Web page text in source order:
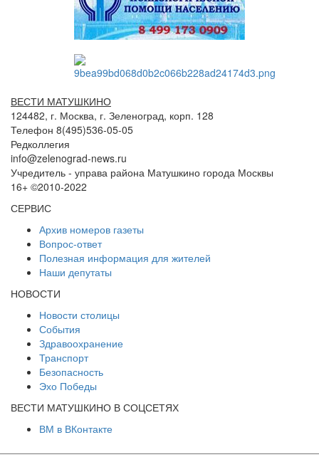
ВЕСТИ МАТУШКИНО
124482, г. Москва, г. Зеленоград, корп. 128
Телефон 8(495)536-05-05
Редколлегия
info@zelenograd-news.ru
Учредитель - управа района Матушкино города Москвы
16+ ©2010-2022
СЕРВИС
Архив номеров газеты
Вопрос-ответ
Полезная информация для жителей
Наши депутаты
НОВОСТИ
Новости столицы
События
Здравоохранение
Транспорт
Безопасность
Эхо Победы
ВЕСТИ МАТУШКИНО В СОЦСЕТЯХ
ВМ в ВКонтакте